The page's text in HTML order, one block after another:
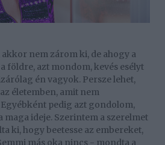
nem zárom ki, de ahogy a
földre, azt mondom, kevés esélyt
én vagyok. Persze lehet,
életemben, amit nem
pedig azt gondolom,
ideje. Szerintem a szerelmet
ki, hogy beetesse az embereket,
más oka nincs - mondta a